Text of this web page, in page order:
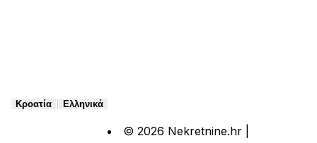
Κροατία Ελληνικά
© 2026 Nekretnine.hr |